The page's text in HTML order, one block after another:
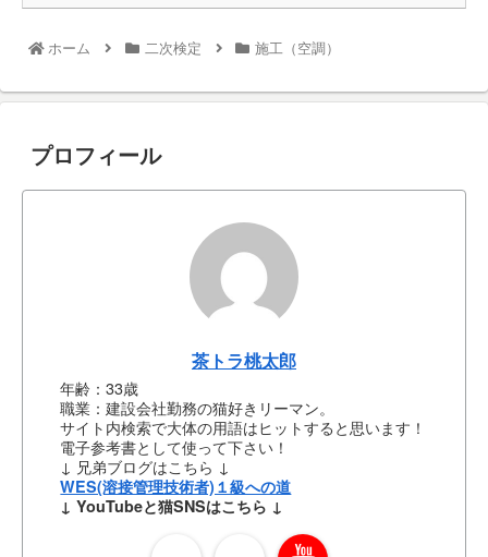
ホーム 二次検定 施工（空調）
プロフィール
茶トラ桃太郎
年齢：33歳
職業：建設会社勤務の猫好きリーマン。
サイト内検索で大体の用語はヒットすると思います！
電子参考書として使って下さい！
↓ 兄弟ブログはこちら ↓
WES(溶接管理技術者)１級への道
↓ YouTubeと猫SNSはこちら ↓